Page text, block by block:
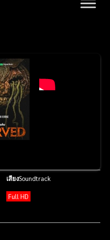
เสียงSoundtrack
Full HD